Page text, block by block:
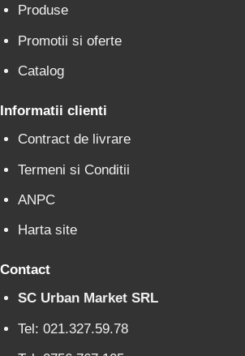
Produse
Promotii si oferte
Catalog
Informatii clienti
Contract de livrare
Termeni si Conditii
ANPC
Harta site
Contact
SC Urban Market SRL
Tel: 021.327.59.78